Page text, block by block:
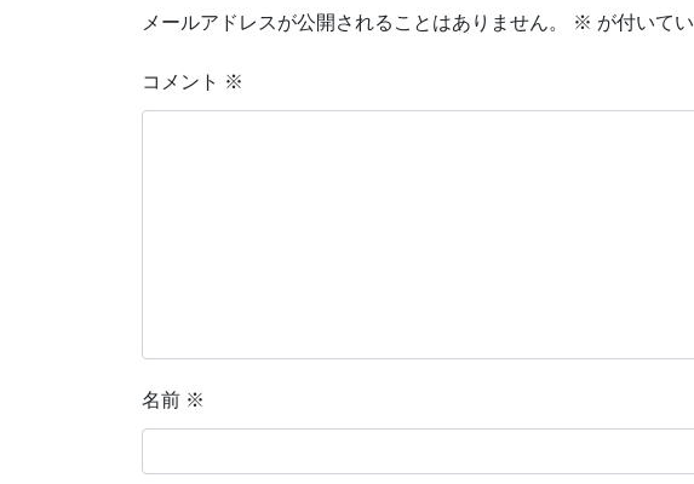
メールアドレスが公開されることはありません。 ※ が付いて
コメント ※
名前 ※